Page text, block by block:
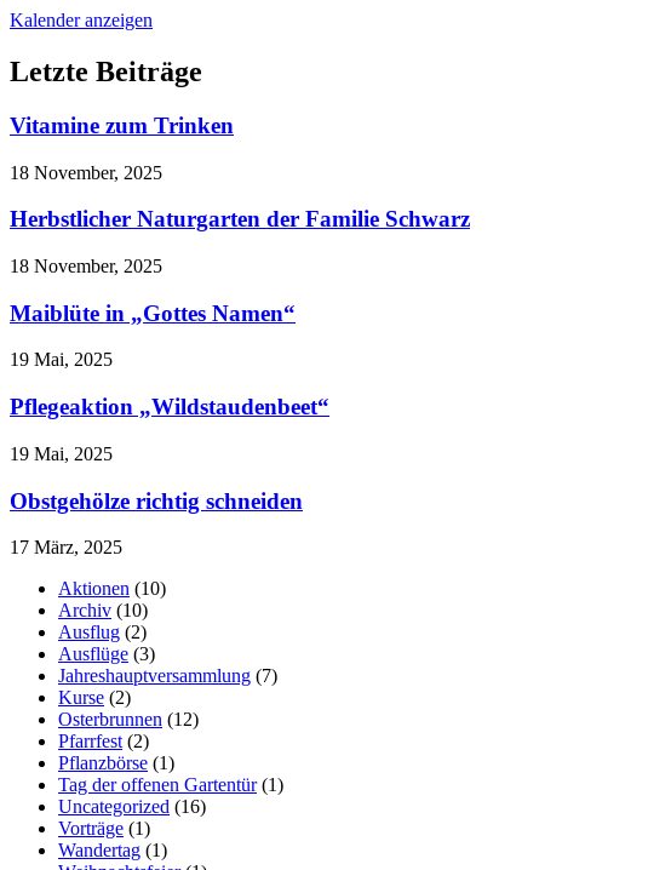
Kalender anzeigen
Letzte Beiträge
Vitamine zum Trinken
18 November, 2025
Herbstlicher Naturgarten der Familie Schwarz
18 November, 2025
Maiblüte in „Gottes Namen“
19 Mai, 2025
Pflegeaktion „Wildstaudenbeet“
19 Mai, 2025
Obstgehölze richtig schneiden
17 März, 2025
Aktionen (10)
Archiv (10)
Ausflug (2)
Ausflüge (3)
Jahreshauptversammlung (7)
Kurse (2)
Osterbrunnen (12)
Pfarrfest (2)
Pflanzbörse (1)
Tag der offenen Gartentür(1)
Uncategorized (16)
Vorträge (1)
Wandertag (1)